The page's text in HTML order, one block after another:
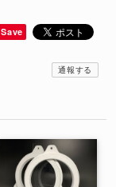
Save
通報する